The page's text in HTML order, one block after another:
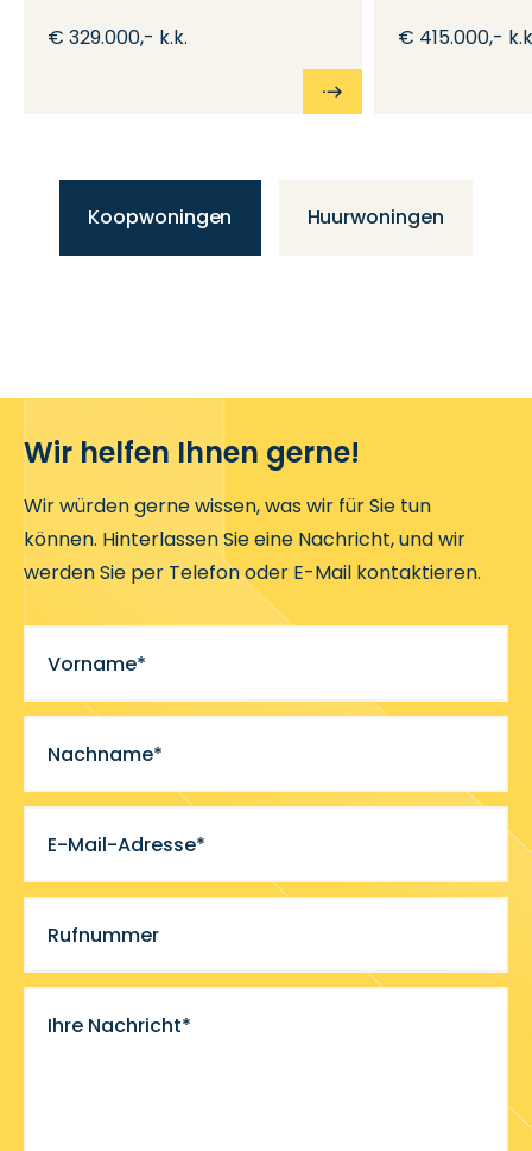
€ 329.000,- k.k. € 415.000,-
Koopwoningen Huurwoningen
Wir helfen Ihnen gerne!
Wir würden gerne wissen, was wir für Sie tun
können. Hinterlassen Sie eine Nachricht, und wir
werden Sie per Telefon oder E-Mail kontaktieren.
Vorname*
Nachname*
E-Mail-Adresse*
Rufnummer
Ihre Nachricht*